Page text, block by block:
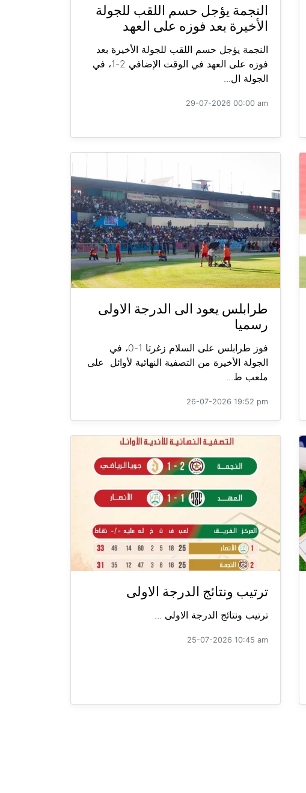
النجمة يؤجل حسم اللقب للجولة
الأخيرة بعد فوزه على العهد
النجمة يؤجل حسم اللقب للجولة الأخيرة بعد
فوزه على العهد في الوقت الإضافي 2-1، في
الجولة ال...
29-07-2026 00:00 am
طرابلس يعود الى الدرجة الاولى
رسميا
فوز طرابلس على السلام زغرتا 1-0، في
الجولة الأخيرة من التصفية النهائية لأوائل على
ملعب ط...
26-07-2026 19:52 pm
ترتيب ونتائج الدرجة الاولى
ترتيب ونتائج الدرجة الاولى ...
25-07-2026 10:45 am